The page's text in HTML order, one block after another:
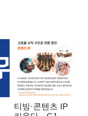
티빙·콘텐츠 IP